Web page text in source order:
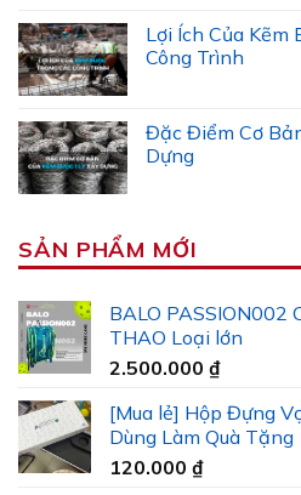
Lợi Ích Của Kẽm
Công Trình
Đặc Điểm Cơ
Dựng
SẢN PHẨM MỚI
BALO PASSION002
THAO Loại lớn
2.500.000 ₫
[Mua lẻ] Hộp Đựng
Dùng Làm Quà Tặng
120.000 ₫